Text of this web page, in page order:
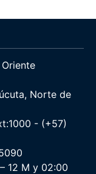
Norte de
- (+57)
12 M y 02:00